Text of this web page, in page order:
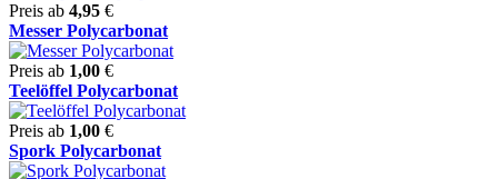
Preis ab 4,95 €
Messer Polycarbonat
Preis ab 1,00 €
Teelöffel Polycarbonat
Preis ab 1,00 €
Spork Polycarbonat